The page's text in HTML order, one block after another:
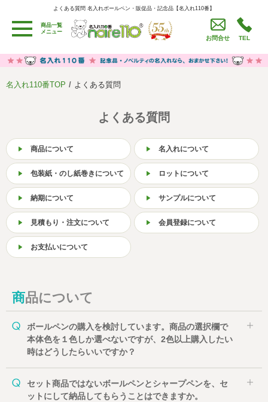
よくある質問 名入れボールペン・販促品・記念品【名入れ110番】
よくある質問 名入れボールペン・販促品・記念品【名入れ110番】
商品一覧
メニュー
お問合せ TEL
用途別カテゴリ
卒園・卒業記念品
労働組合・設立記念・周年記念
うちわ・扇子・ファン
セール品グッズ
ご利用ガイド 名入れについて
社会貢献活動 特定商取引法に基づく表記
著作権と推奨環境について プライバシーポリシー
よくある質問
名入れ110番TOP よくある質問
よくある質問
商品について 名入れについて
包装紙・のし紙巻きについて ロットについて
納期について サンプルについて
見積もり・注文について 会員登録について
お支払いについて
商品について
ボールペンの購入を検討しています。商品の選択欄で
本体色を１色しか選べないですが、2色以上購入したい
時はどうしたらいいですか？
セット商品ではないボールペンとシャープペンを、セ
ットにして納品してもらうことはできますか。